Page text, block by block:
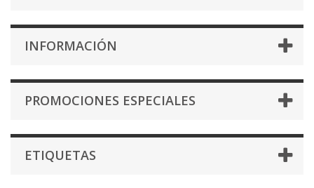
INFORMACIÓN
PROMOCIONES ESPECIALES
ETIQUETAS